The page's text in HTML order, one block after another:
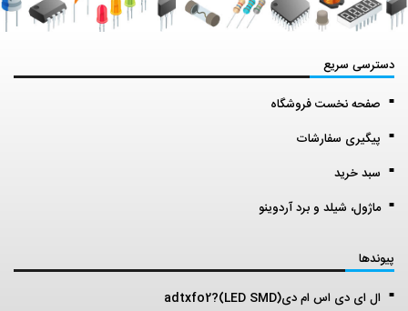
دسترسی سریع
صفحه نخست فروشگاه
پیگیری سفارشات
سبد خرید
ماژول، شیلد و برد آردوینو
پیوندها
ال ای دی اس ام دی(LED SMD)?adtxfo2